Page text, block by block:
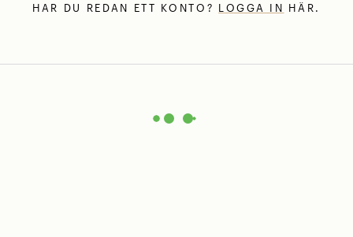
HAR DU REDAN ETT KONTO? LOGGA IN HÄR.